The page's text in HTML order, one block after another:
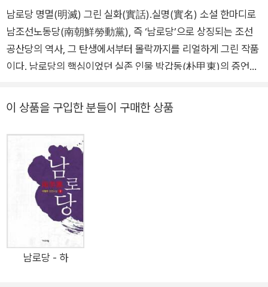
로당』, 『그해 5월』로 이어지는 대하 장편들은 작가의 문학적 지향을
보여준다. 소설 문학 본연의 서사를 이상적으로 구현하고 역사에 대
한 희망, 인간에 대한 애정의 시선으로 깊은 감동을 자아내는 작품들
은 세대를 넘어 주목받고 있다. 1977년 장편 『낙엽』과 중편 「망명의
즈음 젊은이들, 특히 대학생들이 많이 읽어주었으면 해요. 그래야 우
리 민족의 슬픔도 알 수 있고, 마르크시즘이 만능의 사상이 아니라는
사실도 깨닫게 될 테니까요.
남로당 명멸(明滅) 그린 실화(實話).실명(實名) 소설 한마디로
남조선노동당(南朝鮮勞動黨), 즉 ‘남로당’으로 상징되는 조선
공산당의 역사, 그 탄생에서부터 몰락까지를 리얼하게 그린 작품
이다. 남로당의 핵심이었던 실존 인물 박갑동(朴甲東)의 증언과
미하여 소설로서의 재미와 사실(史實)로서의 가치를 아울러 지
명을 빼고는 모조리 실제 이름으로 나온다. 유일한 예외는 ‘전옥
희’라는 가명으로 등장하는 ‘미모의 이화여대 학생’이다. 나이 아
흔을 훌쩍 넘긴 박갑동이 지금도 생존해 있는 것처럼, 전옥희 역
시 서울을 주무대로 활동한 ‘문화. 예술계의 대모’로 꼽혀 왔다.
아들이 국제 영화제에서 두각을 드러낸 유명 영화감독이기도 하
로당 명멸(明滅)의 궤적’과 더불어 박헌영(朴憲永), 박갑동의 파
란만장했던 인생 속으로 독자들을 이끌어 간다. 작품은 1985년
이 상품을 구입한 분들이 구매한 상품
남로당 - 하